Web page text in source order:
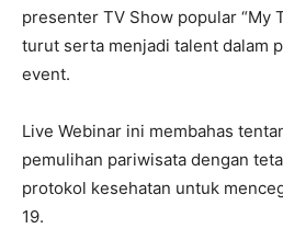
presenter TV Show popular “My
turut serta menjadi talent dalam
event.
Live Webinar ini membahas
pemulihan pariwisata dengan
protokol kesehatan untuk
19.